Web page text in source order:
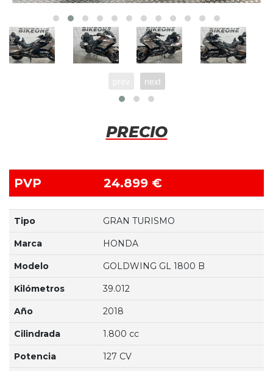
next
PRECIO
PVP 24.899 €
Tipo GRAN TURISMO
Marca HONDA
Modelo GOLDWING GL 1800 B
Kilómetros 39.012
Año 2018
Cilindrada 1.800 cc
Potencia 127 CV